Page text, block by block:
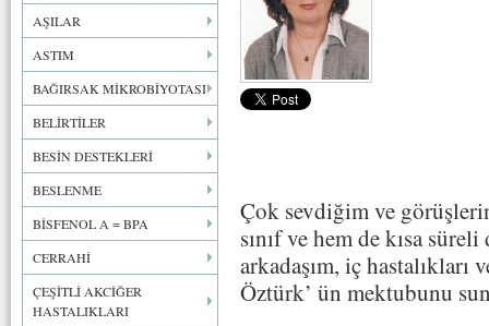
AŞILAR
ASTIM
BAĞIRSAK MİKROBİYOTASI
BELİRTİLER
BESİN DESTEKLERİ
BESLENME
BİSFENOL A = BPA
CERRAHİ
ÇEŞİTLİ AKCİĞER
HASTALIKLARI
Çok sevdiğim ve
sınıf ve hem de kısa
arkadaşım, iç
Öztürk’ ün mektubunu